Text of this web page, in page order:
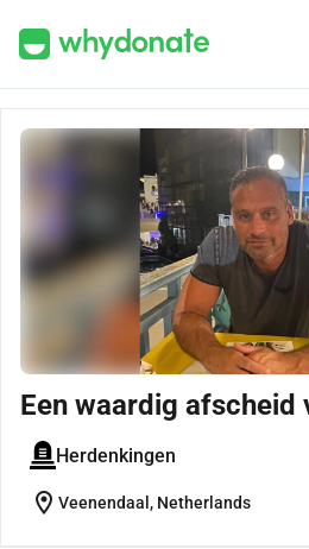
Een waardig afscheid
Herdenkingen
location_on Veenendaal, Netherlands